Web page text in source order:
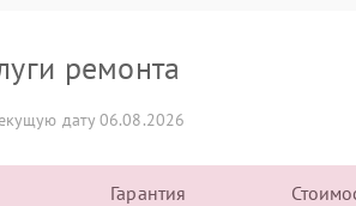
ремонта
дату 06.08.2026
Гарантия